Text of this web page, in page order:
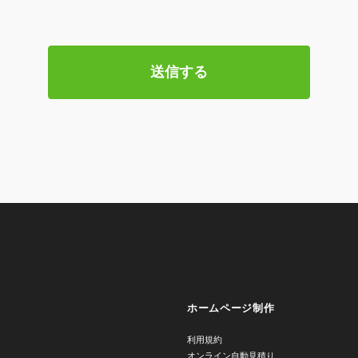
ホームページ制作
利用規約
オンライン自動見積り